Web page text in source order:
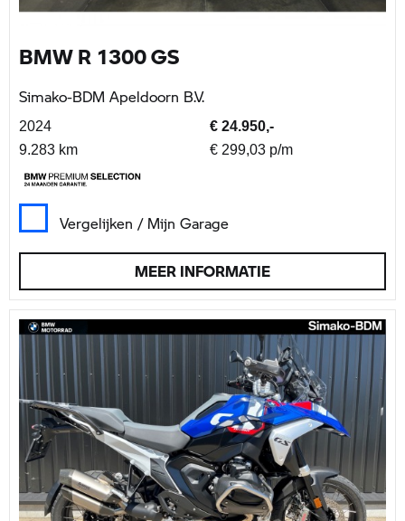
BMW R 1300 GS
Simako-BDM Apeldoorn B.V.
2024
€ 24.950,-
9.283 km
€ 299,03 p/m
Vergelijken / Mijn Garage
MEER INFORMATIE